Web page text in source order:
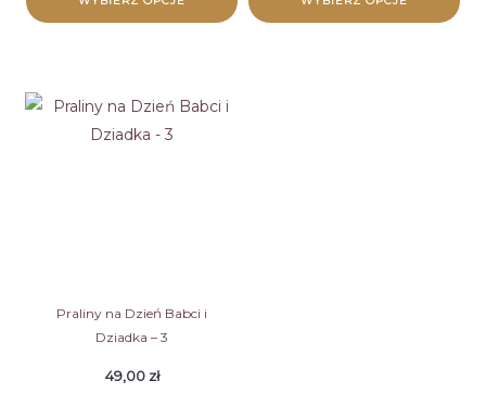
Praliny na Dzień Babci i
Dziadka – 3
49,00 zł